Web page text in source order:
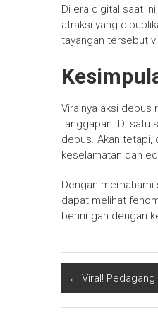
Di era digital saat
atraksi yang
tayangan tersebut
Viralnya aksi debus
tanggapan. Di satu
debus. Akan tetapi,
keselamatan dan
Dengan
dapat melihat
beriringan dengan
← Viral!